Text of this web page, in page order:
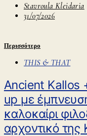
Stavroula Kleidaria
31/07/2026
Περισσότερο
THIS & THAT
Ancient Kallos
up με
καλοκαίρι
αρχοντικό της